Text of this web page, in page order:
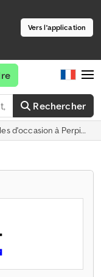
Vers l'application
Rechercher
d'occasion à